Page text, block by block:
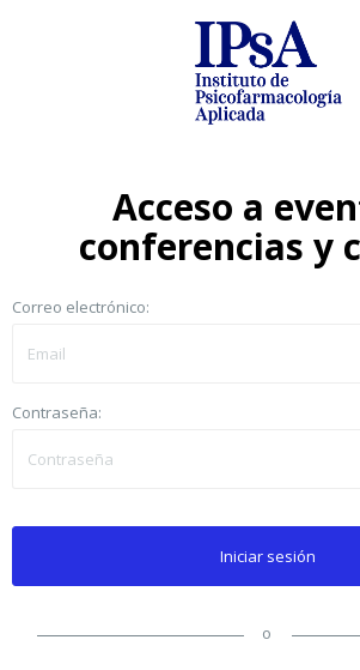
Acceso a
conferencias y
Correo electrónico:
Contraseña:
Iniciar sesión
o